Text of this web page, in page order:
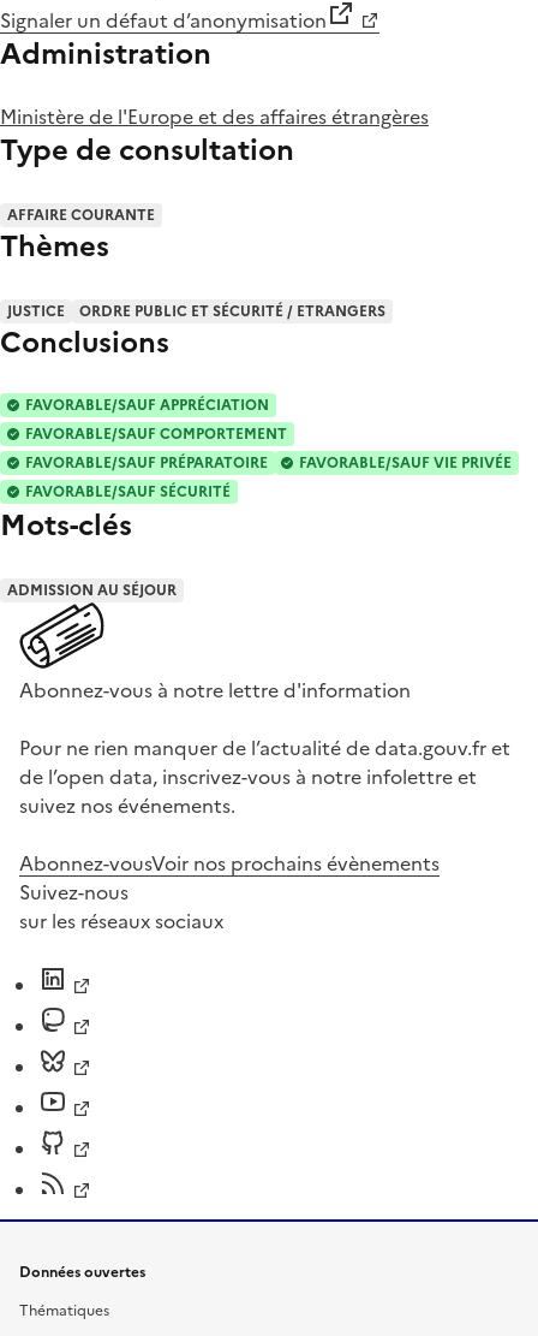
Signaler un défaut d’anonymisation
Administration
Ministère de l'Europe et des affaires étrangères
Type de consultation
AFFAIRE COURANTE
Thèmes
JUSTICE ORDRE PUBLIC ET SÉCURITÉ / ETRANGERS
Conclusions
FAVORABLE/SAUF APPRÉCIATION
FAVORABLE/SAUF COMPORTEMENT
FAVORABLE/SAUF PRÉPARATOIRE
FAVORABLE/SAUF VIE PRIVÉE
FAVORABLE/SAUF SÉCURITÉ
Mots-clés
ADMISSION AU SÉJOUR
Abonnez-vous à notre lettre d'information
Pour ne rien manquer de l’actualité de data.gouv.fr et
de l’open data, inscrivez-vous à notre infolettre et
suivez nos événements.
Abonnez-vousVoir nos prochains évènements
Suivez-nous
sur les réseaux sociaux
Données ouvertes
Thématiques